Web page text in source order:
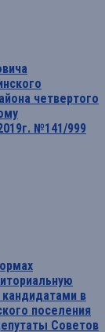
четвертого
№141/999
в
поселения
Советов